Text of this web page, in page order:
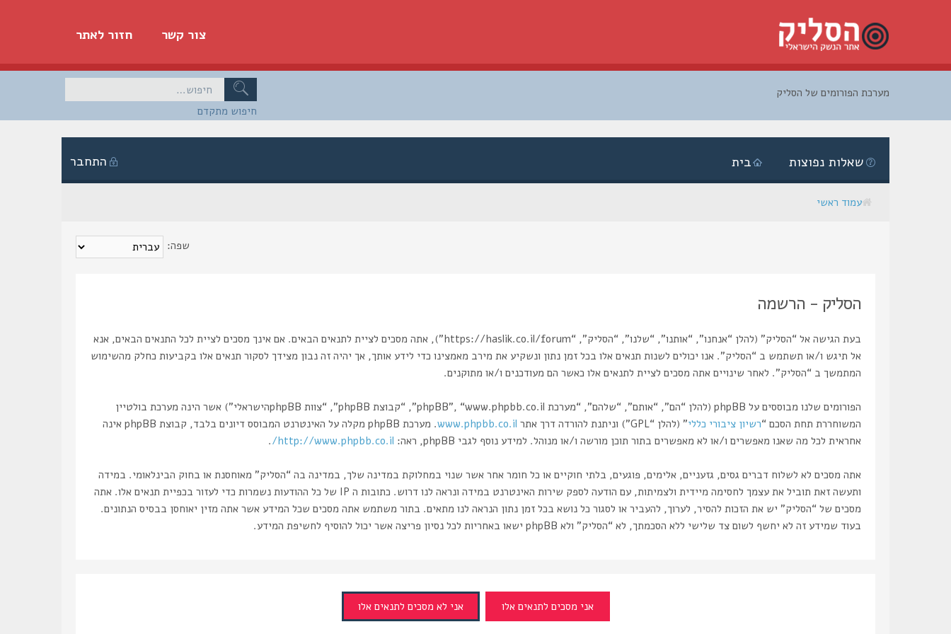
חזור לאתר צור קשר
חיפוש מתקדם
מערכת הפורומים של הסליק
התחבר בית שאלות נפוצות
עמוד ראשי
שפה:
הסליק - הרשמה
בעת הגישה אל “הסליק” (להלן “אנחנו”, “אותנו”, “שלנו”, “הסליק”, “https://haslik.co.il/forum”), אתה מסכים לציית לתנאים הבאים. אם אינך מסכים לציית לכל התנאים הבאים, אנא
אל תיגש ו/או תשתמש ב “הסליק”. אנו יכולים לשנות תנאים אלו בכל זמן נתון ונשקיע את מירב מאמצינו כדי לידע אותך, אך יהיה זה נבון מצידך לסקור תנאים אלו בקביעות כחלק מהשימוש
המתמשך ב “הסליק”. לאחר שינויים אתה מסכים לציית לתנאים אלו כאשר הם מעודכנים ו/או מתוקנים.
הפורומים שלנו מבוססים על phpBB (להלן “הם”, “אותם”, “שלהם”, “מערכת phpBB”, “www.phpbb.co.il”, “קבוצת phpBB”, “צוות phpBBהישראלי”) אשר הינה מערכת בולטיין
המשוחררת תחת הסכם “רשיון ציבורי כללי” (להלן “GPL”) וניתנת להורדה דרך אתר www.phpbb.co.il
. מערכת phpBB מקלה על האינטרנט המבוסס דיונים בלבד, קבוצת phpBB אינה
אחראית לכל מה שאנו מאפשרים ו/או לא מאפשרים בתור תוכן מורשה ו/או מנוהל. למידע נוסף לגבי phpBB, ראה:
http://www.phpbb.co.il/
.
אתה מסכים לא לשלוח דברים גסים, גזעניים, אלימים, פוגעים, בלתי חוקיים או כל חומר אחר אשר שנוי במחלוקת במדינה שלך, במדינה בה “הסליק” מאוחסנת או בחוק הבינלאומי. במידה
ותעשה זאת תוביל את עצמך לחסימה מיידית ולצמיתות, עם הודעה לספק שירות האינטרנט במידה ונראה לנו דרוש. כתובות ה IP של כל ההודעות נשמרות כדי לעזור בכפיית תנאים אלו. אתה
מסכים של “הסליק” יש את הזכות להסיר, לערוך, להעביר או לסגור כל נושא בכל זמן נתון הנראה לנו מתאים. בתור משתמש אתה מסכים שכל המידע אשר אתה מזין יאוחסן בבסיס הנתונים.
בעוד שמידע זה לא יחשף לשום צד שלישי ללא הסכמתך, לא “הסליק” ולא phpBB ישאו באחריות לכל נסיון פריצה אשר יכול להוסיף לחשיפת המידע.